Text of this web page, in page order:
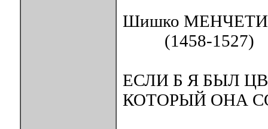
Шишко
(1458-1527)
ЕСЛИ Б Я БЫЛ
КОТОРЫЙ ОНА